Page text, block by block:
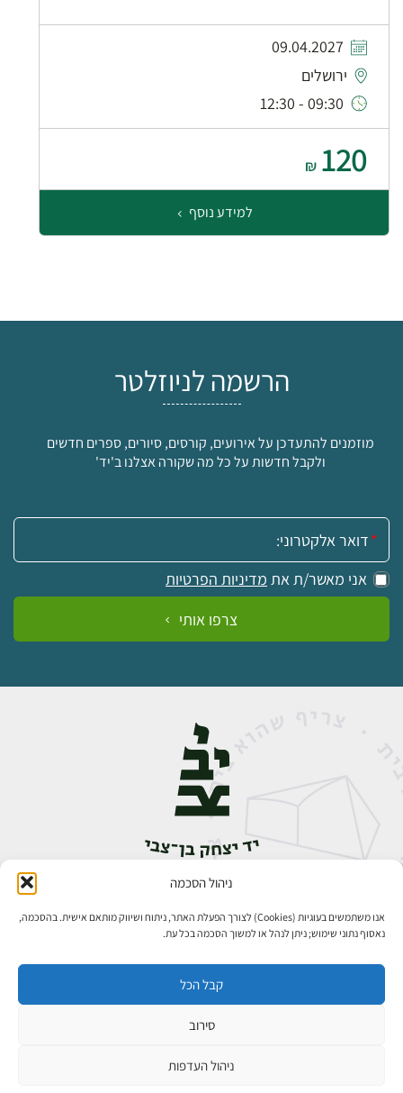
ניהול הסכמה
אנו משתמשים בעוגיות (Cookies) לצורך הפעלת האתר, ניתוח ושיווק מותאם אישית. בהסכמה,
נאסוף נתוני שימוש; ניתן לנהל או למשוך הסכמה בכל עת.
קבל הכל
סירוב
ניהול העדפות
09.04.2027
ירושלים
09:30 - 12:30
120
₪
למידע נוסף
הרשמה לניוזלטר
מוזמנים להתעדכן על אירועים, קורסים, סיורים, ספרים חדשים
ולקבל חדשות על כל מה שקורה אצלנו ב'יד'
אימייל:
אני מאשר/ת את מדיניות הפרטיות
צרפו אותי
אבן גבירול 14, רחביה, ירושלים
פיתוח אתרים